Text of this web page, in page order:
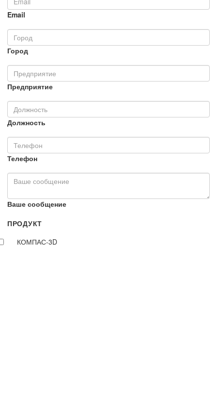
Email
Город
Предприятие
Должность
Телефон
Ваше сообщение
ПРОДУКТ
КОМПАС-3D